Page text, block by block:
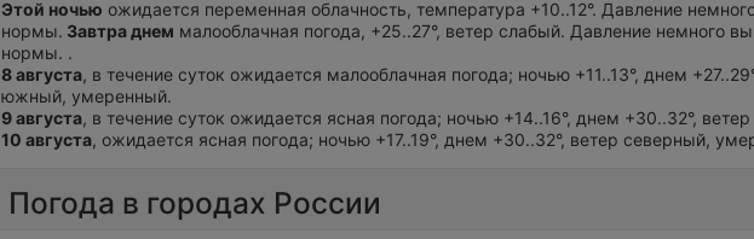
Этой ночью ожидается переменная облачность, температура +10..12°. Давление
нормы. Завтра днем малооблачная погода, +25..27°, ветер слабый. Давление немного
нормы. .
8 августа, в течение суток ожидается малооблачная погода; ночью +11..13°, днем
южный, умеренный.
9 августа, в течение суток ожидается ясная погода; ночью +14..16°, днем +30..32°,
10 августа, ожидается ясная погода; ночью +17..19°, днем +30..32°, ветер северный,
Погода в городах России